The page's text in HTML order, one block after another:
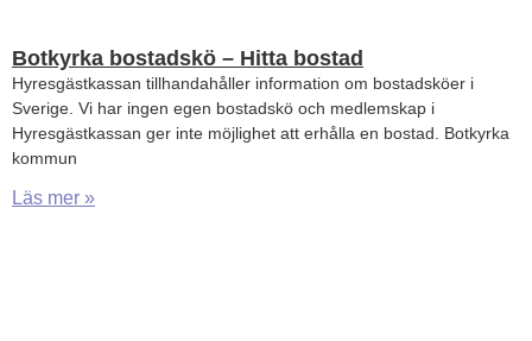
Botkyrka bostadskö – Hitta bostad
Hyresgästkassan tillhandahåller information om bostadsköer i
Sverige. Vi har ingen egen bostadskö och medlemskap i
Hyresgästkassan ger inte möjlighet att erhålla en bostad. Botkyrka
kommun
Läs mer »